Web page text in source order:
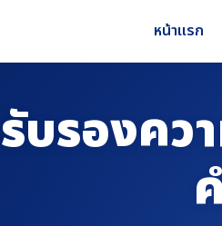
หน้าแรก
บรองคว